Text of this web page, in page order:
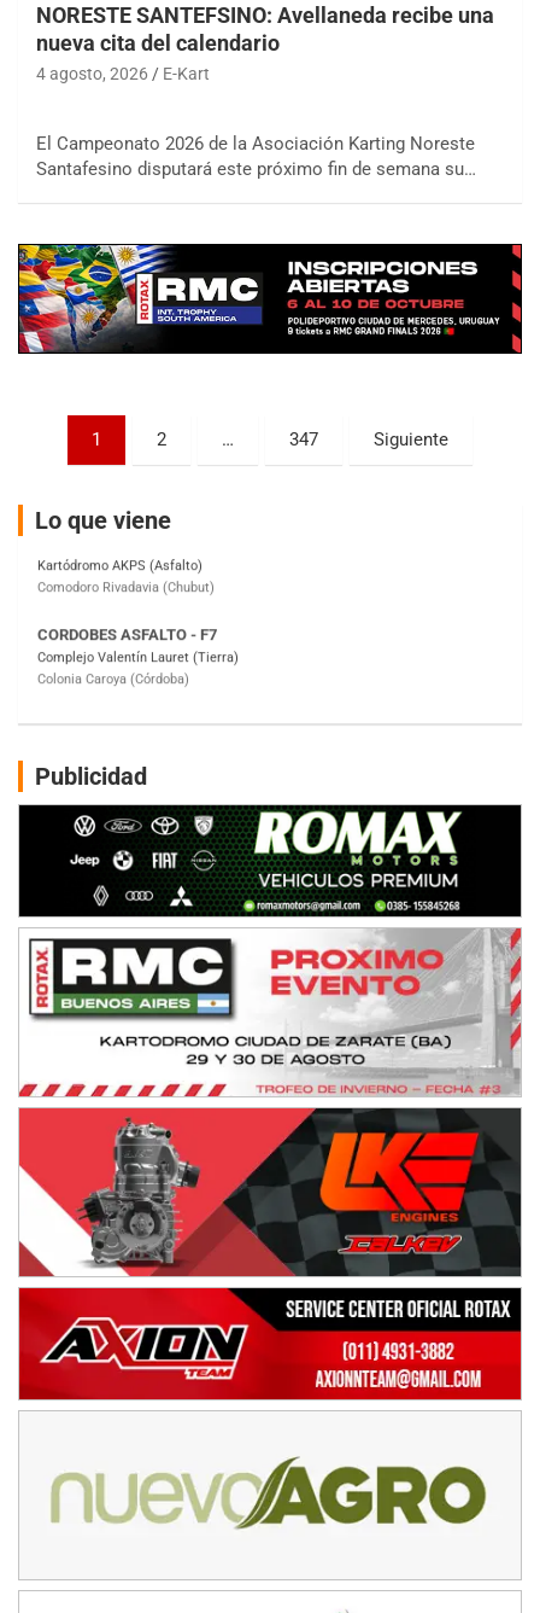
NORESTE SANTEFSINO: Avellaneda recibe una
nueva cita del calendario
4 agosto, 2026 E-Kart
El Campeonato 2026 de la Asociación Karting Noreste
Santafesino disputará este próximo fin de semana su…
Paginación
entradas
1 2 … 347 Siguiente
Lo que viene
15/16/17-AGO
APAK - F6
Ciudad de Zárate (Asfalto)
Zárate (Buenos Aires)
PROKART METROPOLITANO - F1
Rubén Luis Di Palma (Asfalto)
Kartódromo AKPS (Asfalto)
Comodoro Rivadavia (Chubut)
CORDOBES ASFALTO - F7
Colonia Caroya (Córdoba)
Parque de la Velocidad (Asfalto)
Villaguay (Entre Ríos)
Hugo "Gato" Molini (Tierra)
Ciudad de La Rioja (Asfalto)
La Rioja (La Rioja)
PROKART NEUQUINO - F6
Autódromo de Neuquén (Asfalto)
Centenario (Neuquén)
CENTRO BONAERENSE - F6
Emilio Parisi (Tierra)
25 de Mayo (Buenos Aires)
COBERTURA ON-LINE DE E-KART.COM.AR
15/16/17-AGO
APAK - F6
Ciudad de Zárate (Asfalto)
Zárate (Buenos Aires)
PROKART METROPOLITANO - F1
Ciudad Evita (Buenos Aires)
AKPS - F6
Comodoro Rivadavia (Chubut)
Complejo Valentín Lauret (Tierra)
Colonia Caroya (Córdoba)
Villaguay (Entre Ríos)
Publicidad